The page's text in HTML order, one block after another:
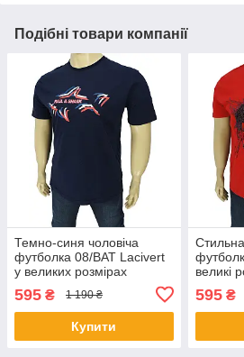
Подібні товари компанії
Темно-синя чоловіча
футболка 08/BAT Lacivert
у великих розмірах
595 ₴ 1 190 ₴
Купити
великі
595₴